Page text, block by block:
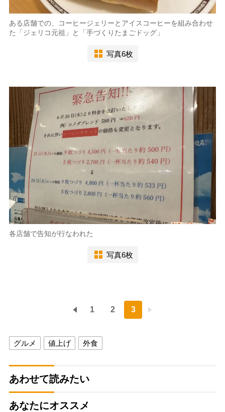
ある店舗での、コーヒージェリーとアイスコーヒーを組み合わせ
た「ジェリコ元祖」と「手づくりたまごドッグ」
写真6枚
各店舗で告知が行なわれた
写真6枚
1 2 3
グルメ 値上げ 外食
あわせて読みたい
あなたにオススメ